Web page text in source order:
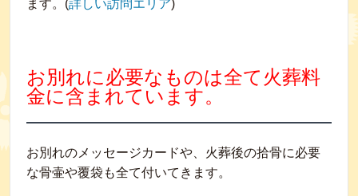
ます。(詳しい訪問エリア)
お別れに必要なものは全て火葬料
金に含まれています。
お別れのメッセージカードや、火葬後の拾骨に必要
な骨壷や覆袋も全て付いてきます。